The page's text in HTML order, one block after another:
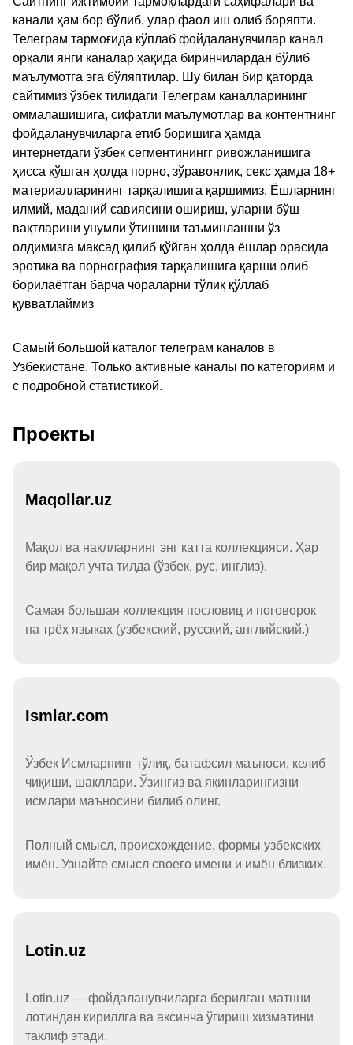
канали ҳам бор бўлиб, улар фаол иш олиб боряпти.
Телеграм тармоғида кўплаб фойдаланувчилар канал
орқали янги каналар ҳақида биринчилардан бўлиб
маълумотга эга бўляптилар. Шу билан бир қаторда
сайтимиз ўзбек тилидаги Телеграм каналларининг
оммалашишига, сифатли маълумотлар ва контентнинг
фойдаланувчиларга етиб боришига ҳамда
интернетдаги ўзбек сегментинингг ривожланишига
ҳисса қўшган ҳолда порно, зўравонлик, секс ҳамда 18+
материалларининг тарқалишига қаршимиз. Ёшларнинг
илмий, маданий савиясини ошириш, уларни бўш
вақтларини унумли ўтишини таъминлашни ўз
олдимизга мақсад қилиб қўйган ҳолда ёшлар орасида
эротика ва порнография тарқалишига қарши олиб
борилаётган барча чораларни тўлиқ қўллаб
қувватлаймиз
Самый большой каталог телеграм каналов в
Узбекистане. Только активные каналы по категориям и
с подробной статистикой.
Проекты
Maqollar.uz
Мақол ва нақлларнинг энг катта коллекцияси. Ҳар
бир мақол учта тилда (ўзбек, рус, инглиз).
Самая большая коллекция пословиц и поговорок
на трёх языках (узбекский, русский, английский.)
Ismlar.com
Ўзбек Исмларнинг тўлиқ, батафсил маъноси, келиб
чиқиши, шакллари. Ўзингиз ва яқинларингизни
исмлари маъносини билиб олинг.
Полный смысл, происхождение, формы узбекских
имён. Узнайте смысл своего имени и имён близких.
Lotin.uz
Lotin.uz — фойдаланувчиларга берилган матнни
лотиндан кириллга ва аксинча ўгириш хизматини
таклиф этади.